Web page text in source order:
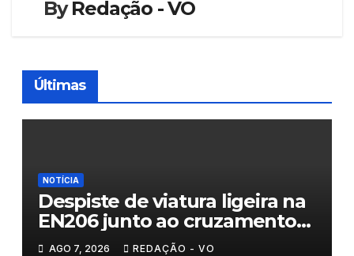
ByRedação - VO
Últimas
NOTÍCIA
Despiste de viatura ligeira na
EN206 junto ao cruzamento
Fornos do Pinhal
AGO 7, 2026 REDAÇÃO - VO